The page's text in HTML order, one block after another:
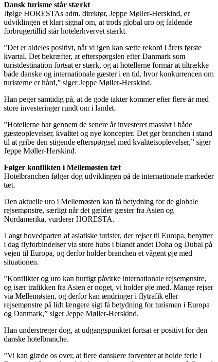
Dansk turisme står stærkt
Ifølge HORESTAs adm. direktør, Jeppe Møller-Herskind, er
udviklingen et klart signal om, at trods global uro og faldende
forbrugertillid står hotelerhvervet stærkt.
”Det er aldeles positivt, når vi igen kan sætte rekord i årets første
kvartal. Det bekræfter, at efterspørgslen efter Danmark som
turistdestination fortsat er stærk, og at hotellerne formår at tiltrække
både danske og internationale gæster i en tid, hvor konkurrencen om
turisterne er hård,” siger Jeppe Møller-Herskind.
Han peger samtidig på, at de gode takter kommer efter flere år med
store investeringer rundt om i landet.
”Hotellerne har gennem de senere år investeret massivt i både
gæsteoplevelser, kvalitet og nye koncepter. Det gør branchen i stand
til at gribe den stigende efterspørgsel med kvalitetsoplevelser,” siger
Jeppe Møller-Herskind.
Følger konflikten i Mellemøsten tæt
Hotelbranchen følger dog udviklingen på de internationale markeder
tæt.
Den aktuelle uro i Mellemøsten kan få betydning for de globale
rejsemønstre, særligt når det gælder gæster fra Asien og
Nordamerika, vurderer HORESTA.
Langt hovedparten af asiatiske turister, der rejser til Europa, benytter
i dag flyforbindelser via store hubs i blandt andet Doha og Dubai på
vejen til Europa, og derfor holder branchen et vågent øje med
situationen.
”Konflikter og uro kan hurtigt påvirke internationale rejsemønstre,
og især trafikken fra Asien er noget, vi holder øje med. Mange rejser
via Mellemøsten, og derfor kan ændringer i flytrafik eller
rejsemønstre på lidt længere sigt få betydning for turismen i Europa
og Danmark,” siger Jeppe Møller-Herskind.
Han understreger dog, at udgangspunktet fortsat er positivt for den
danske hotelbranche.
”Vi kan glæde os over, at flere danskere forventer at holde ferie i